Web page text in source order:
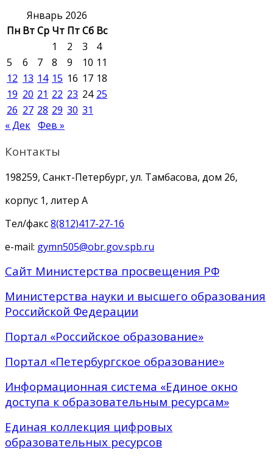
Январь 2026
Пн ВтСр Чт ПтСб Вс
1
2 3
4
5
6 7 8 9 10 11
12 13 14 15 16 17 18
19 20 21 22 23 24 25
26 27 28 29 30 31
« Дек Фев »
Контакты
198259, Санкт-Петербург, ул. Тамбасова, дом 26,
корпус 1, литер А
Тел/факс8(812)417-27-16
e-mail: gymn505@obr.gov.spb.ru
Сайт Министерства просвещения РФ
Министерства науки и высшего образования
Российской Федерации
Портал «Российское образование»
Портал «Петербургское образование»
Информационная система «Единое окно
доступа к образовательным ресурсам»
Единая коллекция цифровых
образовательных ресурсов